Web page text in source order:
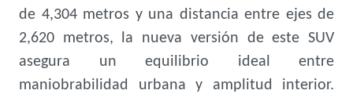
de 4,304 metros y una distancia entre ejes de
2,620 metros, la nueva versión de este SUV
asegura un equilibrio ideal entre
maniobrabilidad urbana y amplitud interior.